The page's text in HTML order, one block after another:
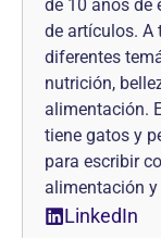
de 10 años de
de artículos. A
diferentes
nutrición,
alimentación.
tiene gatos y
para escribir
alimentación
LinkedIn